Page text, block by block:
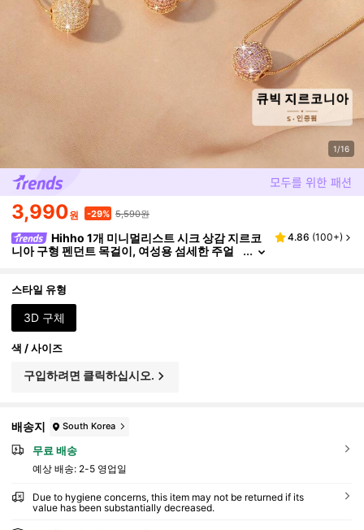
1/16
3,990원 -29% 5,590원
Hihho 1개 미니멀리스트 시크 상감 지르코
니아 구형 펜던트 목걸이, 여성용 섬세한 주얼
4.86 (100+)
스타일 유형
3D 구체
색 / 사이즈
구입하려면 클릭하십시오.
배송지 South Korea
무료 배송
예상 배송: 2-5 영업일
Due to hygiene concerns, this item may not be returned if its
value has been substantially decreased.